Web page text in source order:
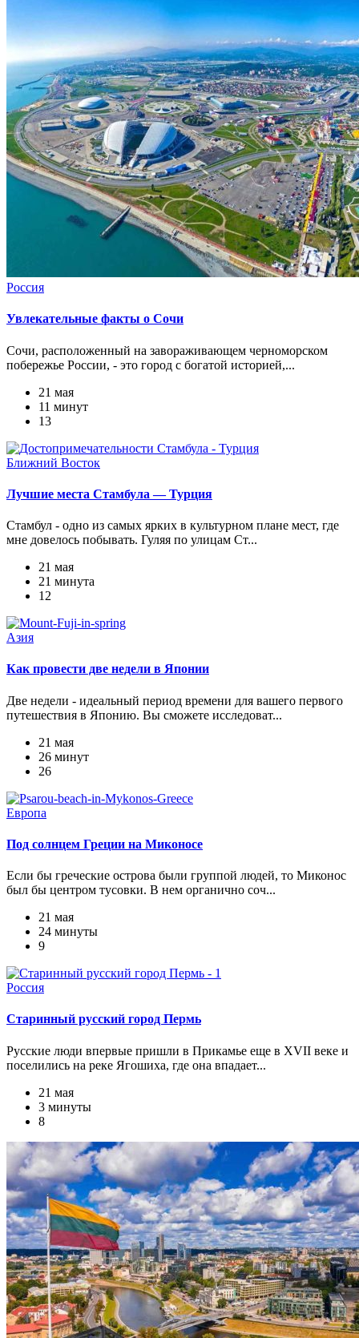
Россия
Увлекательные факты о Сочи
Сочи, расположенный на завораживающем черноморском
побережье России, - это город с богатой историей,...
21 мая
11 минут
13
Ближний Восток
Лучшие места Стамбула — Турция
Стамбул - одно из самых ярких в культурном плане мест, где
мне довелось побывать. Гуляя по улицам Ст...
21 мая
21 минута
12
Азия
Как провести две недели в Японии
Две недели - идеальный период времени для вашего первого
путешествия в Японию. Вы сможете исследоват...
21 мая
26 минут
26
Европа
Под солнцем Греции на Миконосе
Если бы греческие острова были группой людей, то Миконос
был бы центром тусовки. В нем органично соч...
21 мая
24 минуты
9
Россия
Старинный русский город Пермь
Русские люди впервые пришли в Прикамье еще в XVII веке и
поселились на реке Ягошиха, где она впадает...
21 мая
3 минуты
8